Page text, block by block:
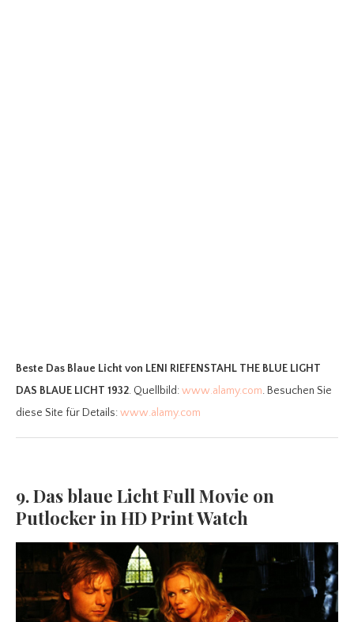
Beste Das Blaue Licht von LENI RIEFENSTAHL THE BLUE LIGHT
DAS BLAUE LICHT 1932. Quellbild:www.alamy.com. Besuchen Sie
diese Site für Details:www.alamy.com
9. Das blaue Licht Full Movie on
Putlocker in HD Print Watch